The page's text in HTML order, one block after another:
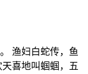
渔妇白蛇传，鱼
喜地叫蝈蝈，五